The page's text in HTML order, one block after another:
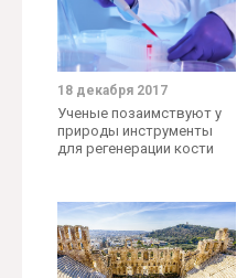
18 декабря 2017
Ученые позаимствуют у
природы инструменты
для регенерации кости